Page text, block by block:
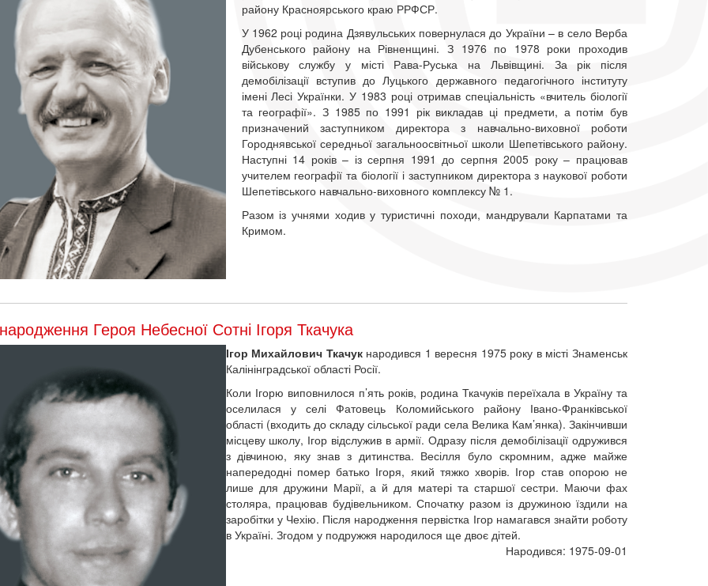
району Красноярського краю РРФСР.
У 1962 році родина Дзявульських повернулася до України – в село Верба
Дубенського району на Рівненщині. З 1976 по 1978 роки проходив
військову службу у місті Рава-Руська на Львівщині. За рік після
демобілізації вступив до Луцького державного педагогічного інституту
імені Лесі Українки. У 1983 році отримав спеціальність «вчитель біології
та географії». З 1985 по 1991 рік викладав ці предмети, а потім був
призначений заступником директора з навчально-виховної роботи
Городнявської середньої загальноосвітньої школи Шепетівського району.
Наступні 14 років – із серпня 1991 до серпня 2005 року – працював
учителем географії та біології і заступником директора з наукової роботи
Шепетівського навчально-виховного комплексу № 1.
Разом із учнями ходив у туристичні походи, мандрували Карпатами та
Кримом.
Героя Небесної Сотні Ігоря Ткачука
Ігор Михайлович Ткачукнародився 1 вересня 1975 року в місті Знаменськ
Калінінградської області Росії.
Коли Ігорю виповнилося п’ять років, родина Ткачуків переїхала в Україну та
оселилася у селі Фатовець Коломийського району Івано-Франківської
області (входить до складу сільської ради села Велика Кам’янка). Закінчивши
місцеву школу, Ігор відслужив в армії. Одразу після демобілізації одружився
з дівчиною, яку знав з дитинства. Весілля було скромним, адже майже
напередодні помер батько Ігоря, який тяжко хворів. Ігор став опорою не
лише для дружини Марії, а й для матері та старшої сестри. Маючи фах
столяра, працював будівельником. Спочатку разом із дружиною їздили на
заробітки у Чехію. Після народження первістка Ігор намагався знайти роботу
в Україні. Згодом у подружжя народилося ще двоє дітей.
Народився: 1975-09-01